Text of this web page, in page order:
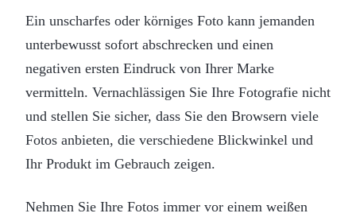
Ein unscharfes oder körniges Foto kann jemanden
unterbewusst sofort abschrecken und einen
negativen ersten Eindruck von Ihrer Marke
vermitteln. Vernachlässigen Sie Ihre Fotografie nicht
und stellen Sie sicher, dass Sie den Browsern viele
Fotos anbieten, die verschiedene Blickwinkel und
Ihr Produkt im Gebrauch zeigen.
Nehmen Sie Ihre Fotos immer vor einem weißen